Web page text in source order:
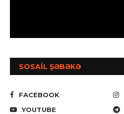
SOSAİL ŞƏBƏKƏ
FACEBOOK
YOUTUBE